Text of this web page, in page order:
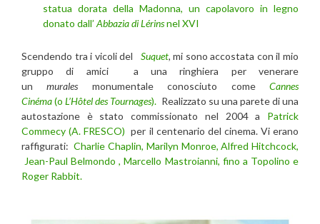
statua dorata della Madonna, un capolavoro in legno
donato dall’ Abbazia di Lérinsnel XVI
Scendendo tra i vicoli del Suquet, mi sono accostata con il mio
gruppo di amici a una ringhiera per venerare
unmurales monumentale conosciuto comeCannes
Cinéma(oL’Hôtel des Tournages). Realizzato su una parete di una
autostazione è stato commissionato nel 2004 a Patrick
Commecy (A. FRESCO) per il centenario del cinema. Vi erano
raffigurati:Charlie Chaplin, Marilyn Monroe, Alfred Hitchcock,
Jean-Paul Belmondo , Marcello Mastroianni, fino a Topolino e
Roger Rabbit.